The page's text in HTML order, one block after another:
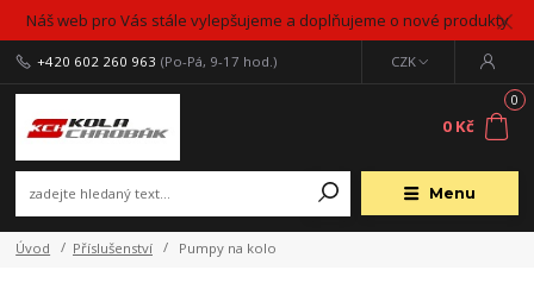
Náš web pro Vás stále vylepšujeme a doplňujeme o nové produkty
Menu
CZK
+420 602 260 963 (Po-Pá, 9-17 hod.)
0
0 Kč
Úvod Příslušenství Pumpy na kolo